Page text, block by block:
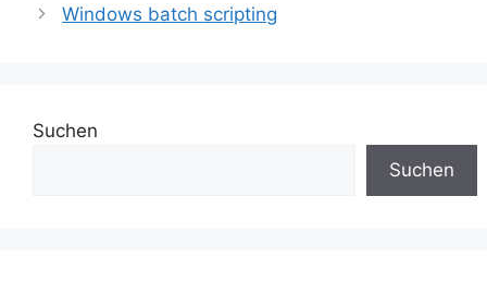
Windows batch scripting
Suchen
Suchen